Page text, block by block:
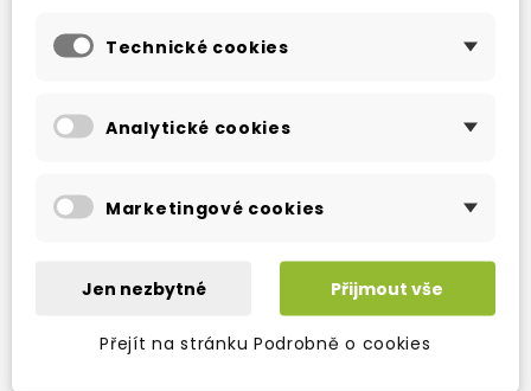
Technické cookies
Analytické cookies
Marketingové cookies
Jen nezbytné Přijmout vše
Přejít na stránku Podrobně o cookies